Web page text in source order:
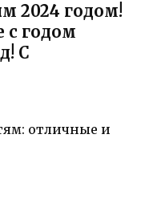
2024 годом!
с годом
С